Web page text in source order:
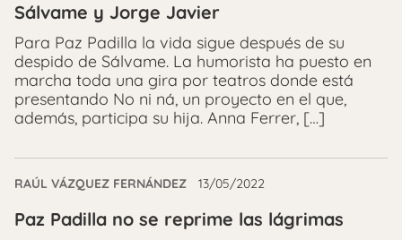
Sálvame y Jorge Javier
Para Paz Padilla la vida sigue después de su
despido de Sálvame. La humorista ha puesto en
marcha toda una gira por teatros donde está
presentando No ni ná, un proyecto en el que,
además, participa su hija. Anna Ferrer, […]
RAÚL VÁZQUEZ FERNÁNDEZ 13/05/2022
Paz Padilla no se reprime las lágrimas